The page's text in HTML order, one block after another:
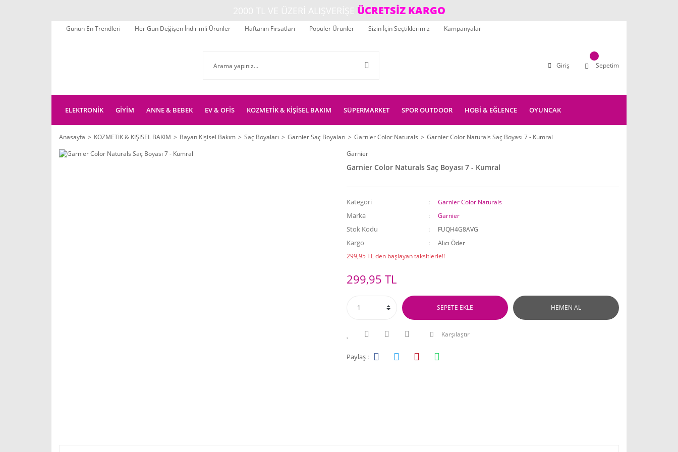
ÜCRETSİZ KARGO
Günün En Trendleri Her Gün Değişen İndirimli Ürünler Haftanın Fırsatları Popüler Ürünler Sizin İçin Seçtiklerimiz Kampanyalar
Giriş Sepetim
ELEKTRONİK GİYİM ANNE & BEBEK EV & OFİS KOZMETİK & KİŞİSEL BAKIM SÜPERMARKET SPOR OUTDOOR HOBİ & EĞLENCE OYUNCAK
Anasayfa KOZMETİK & KİŞİSEL BAKIM Bayan Kişisel Bakım Saç Boyaları Garnier Saç Boyaları Garnier Color Naturals
Garnier Color Naturals Saç Boyası 7 - Kumral
Garnier
Garnier Color Naturals Saç Boyası 7 - Kumral
Kategori Garnier Color Naturals
Marka Garnier
Stok Kodu FUQH4G8AVG
Kargo
Alıcı Öder
299,95 TL den başlayan taksitlerle!!
299,95 TL
SEPETE EKLE HEMEN AL
Karşılaştır
Paylaş :